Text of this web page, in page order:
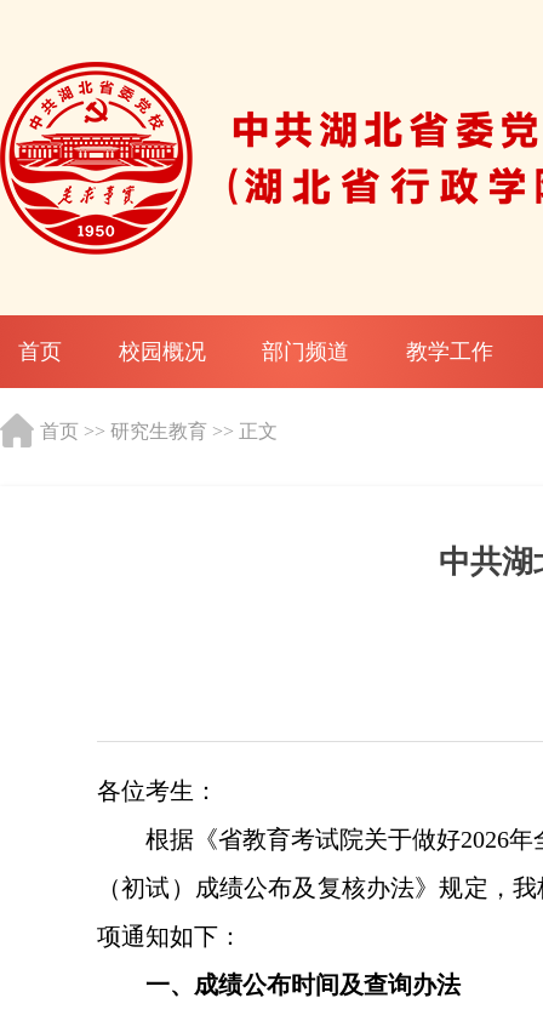
首页 校园概况 部门频道 教学工作
首页 >> 研究生教育 >> 正文
中共湖
各位考生：
根据《省教育考试院关于做好2026
（初试）成绩公布及复核办法》规定，
项通知如下：
一、成绩公布时间及查询办法